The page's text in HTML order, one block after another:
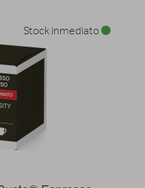
Stock inmediato